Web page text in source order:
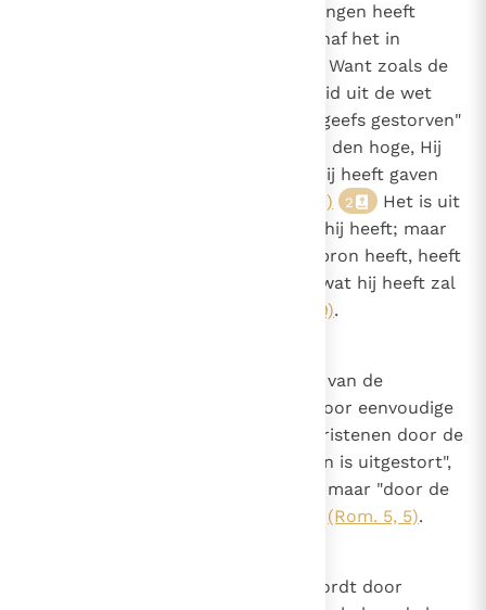
veronderstellen dat hij het ontvangen heeft
omdat een boodschap van buitenaf het in
geschrift of in spraak vermeldde. Want zoals de
apostel zegt: "Indien gerechtigheid uit de wet
voortkomt, dan is Christus tevergeefs gestorven"
: "Hij is opgevaren naar den hoge, Hij
heeft gevangenen meegevoerd, Hij heeft gaven
(Ef. 4, 8) 2
Het is uit
deze bron dat iemand heeft wat hij heeft; maar
wie ontkent dat hij het uit deze bron heeft, heeft
het ofwel niet echt, ofwel "zelfs wat hij heeft zal
(Mt. 25, 29).
Over christelijke moed. De moed van de
heidenen wordt voortgebracht door eenvoudige
hebzucht, maar de moed van Christenen door de
liefde van God die "in onze harten is uitgestort",
niet door vrije wil van onze kant, maar "door de
(Rom. 5, 5).
Dat genade niet voorafgegaan wordt door